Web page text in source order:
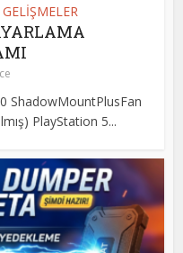
ShadowMountPlusFan
PlayStation 5...